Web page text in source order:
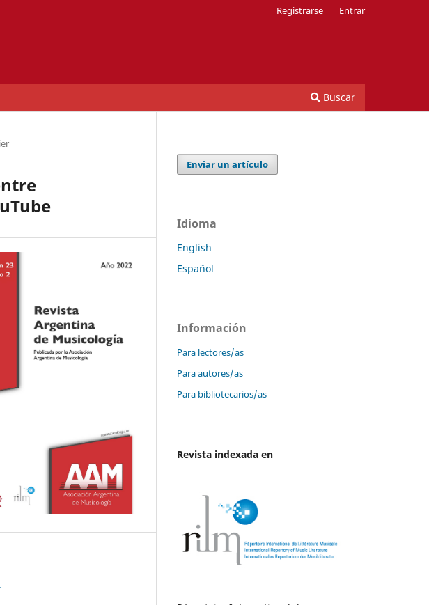
Buscar
Registrarse Entrar
Enviar un artículo
Idioma
English
Español
Información
Para lectores/as
Para autores/as
Para bibliotecarios/as
Revista indexada en